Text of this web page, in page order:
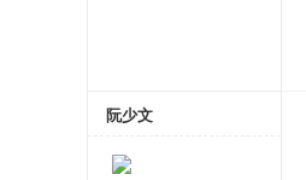
阮少文